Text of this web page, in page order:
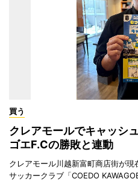
買う
クレアモールでキャッシ
ゴエF.Cの勝敗と連動
クレアモール川越新富町商店街が
サッカークラブ「COEDO